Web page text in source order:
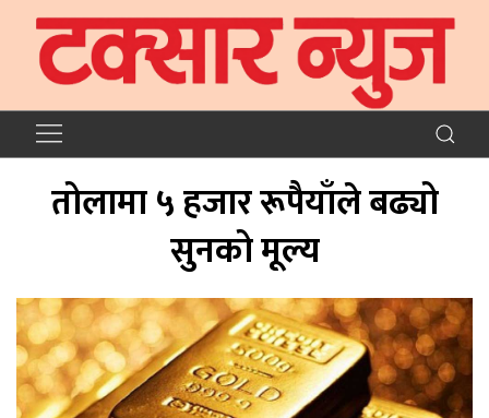
तोलामा ५ हजार रूपैयाँले बढ्यो
सुनको मूल्य